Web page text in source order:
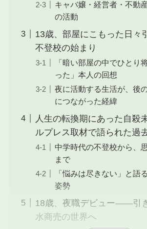
キャバ嬢・経営者・不動
の活動
13歳、部屋にこもった日々
不登校の始まり
「暗い部屋の中でひとり
った」本人の回想
夜に活動する生活が、後
につながった経緯
人生の転換期にあった自
ルプレス取材で語られた過
中学時代の不登校から、
まで
「悩みは尽きない」と語
姿勢
18歳、夜職デビュー——引
水商売の世界へ